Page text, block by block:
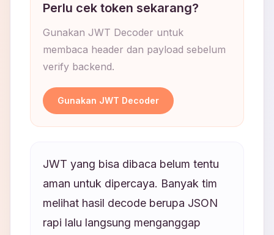
Perlu cek token sekarang?
Gunakan JWT Decoder untuk
membaca header dan payload sebelum
verify backend.
Gunakan JWT Decoder
JWT yang bisa dibaca belum tentu
aman untuk dipercaya. Banyak tim
melihat hasil decode berupa JSON
rapi lalu langsung menganggap